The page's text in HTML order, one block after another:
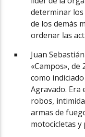
determinar
de los demás
ordenar las
Juan
«Campos»,
como
Agravado. Era
robos,
armas de
motocicletas y